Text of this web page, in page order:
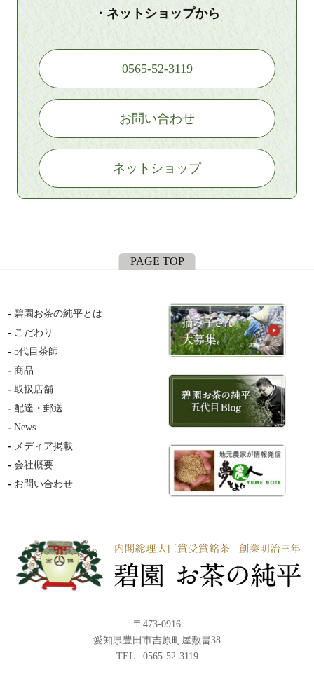
・ネットショップから
0565-52-3119
お問い合わせ
ネットショップ
PAGE TOP
碧園お茶の純平とは
こだわり
5代目茶師
商品
取扱店舗
配達・郵送
News
メディア掲載
会社概要
お問い合わせ
〒473-0916
愛知県豊田市吉原町屋敷畠38
TEL : 0565-52-3119